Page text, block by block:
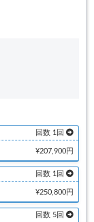
回数 1回
¥207,900円
回数 1回
¥250,800円
回数 5回